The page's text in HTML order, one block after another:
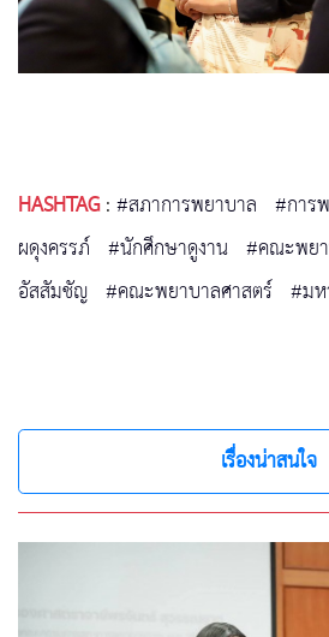
HASHTAG:#สภาการพยาบาล #การ
ผดุงครรภ์ #นักศึกษาดูงาน #คณะพย
อัสสัมชัญ #คณะพยาบาลศาสตร์ #ม
เรื่องน่าสนใจ